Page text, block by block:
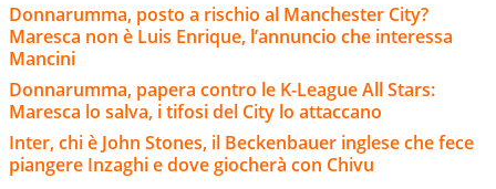
Donnarumma, posto a rischio al Manchester City?
Maresca non è Luis Enrique, l’annuncio che interessa
Mancini
Donnarumma, papera contro le K-League All Stars:
Maresca lo salva, i tifosi del City lo attaccano
Inter, chi è John Stones, il Beckenbauer inglese che fece
piangere Inzaghi e dove giocherà con Chivu